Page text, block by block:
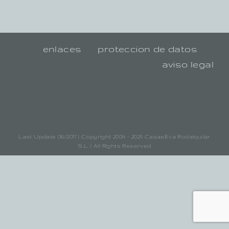
enlaces
proteccion de datos
aviso legal
Last Update 06/2017 | Copyright 2004 - 2025 CasasEva Rodalquilar
S.L. | All Rights Reserved